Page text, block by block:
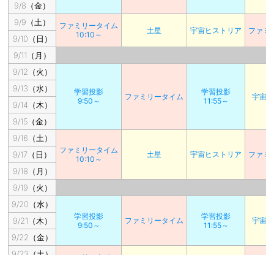
9/8（金）
9/9（土）
ファミリータイム
10:10～
土星 宇宙ヒストリア ファミ
9/10（日）
9/11（月）
9/12（火）
学習投影
9:50～
ファミリータイム
学習投影
11:55～
宇宙
9/13（水）
9/14（木）
9/15（金）
9/16（土）
ファミリータイム
10:10～
土星 宇宙ヒストリア ファミ
9/17（日）
9/18（月）
9/19（火）
9/20（水）
学習投影
9:50～
ファミリータイム
学習投影
11:55～
宇宙
9/21（木）
9/22（金）